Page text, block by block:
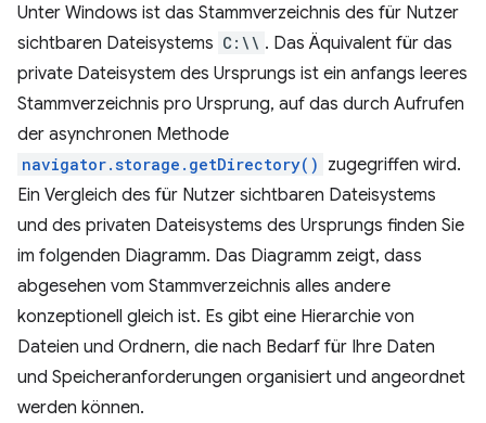
Unter Windows ist das Stammverzeichnis des für Nutzer
sichtbaren Dateisystems C:\\ . Das Äquivalent für das
private Dateisystem des Ursprungs ist ein anfangs leeres
Stammverzeichnis pro Ursprung, auf das durch Aufrufen
der asynchronen Methode
navigator.storage.getDirectory() zugegriffen wird.
Ein Vergleich des für Nutzer sichtbaren Dateisystems
und des privaten Dateisystems des Ursprungs finden Sie
im folgenden Diagramm. Das Diagramm zeigt, dass
abgesehen vom Stammverzeichnis alles andere
konzeptionell gleich ist. Es gibt eine Hierarchie von
Dateien und Ordnern, die nach Bedarf für Ihre Daten
und Speicheranforderungen organisiert und angeordnet
werden können.